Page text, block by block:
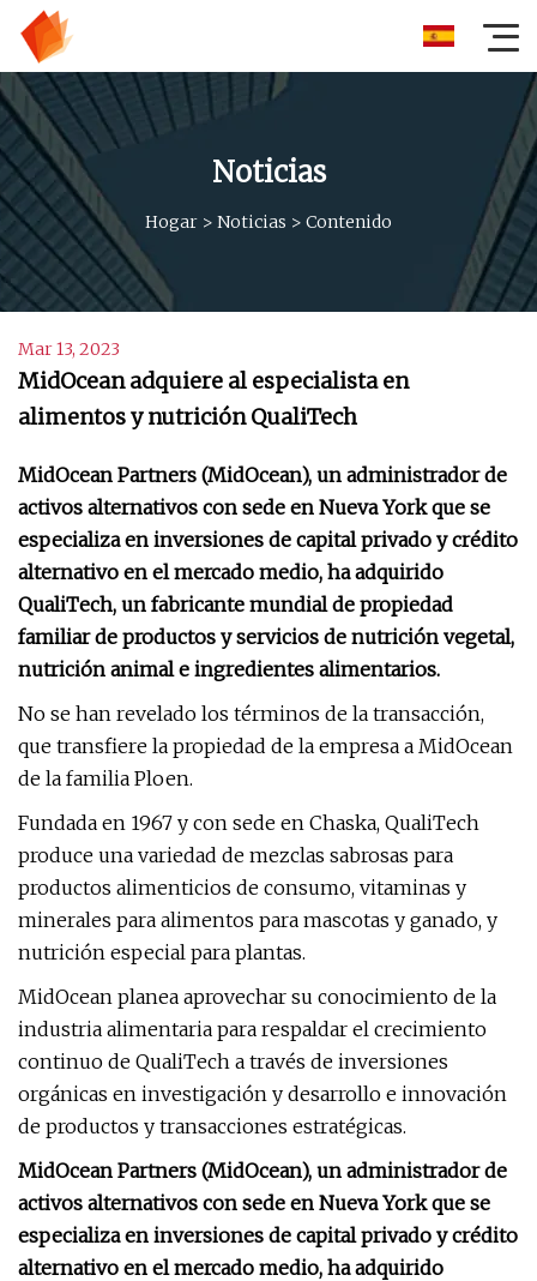
Noticias
Hogar > Noticias > Contenido
Mar 13, 2023
MidOcean adquiere al especialista en
alimentos y nutrición QualiTech
MidOcean Partners (MidOcean), un administrador de
activos alternativos con sede en Nueva York que se
especializa en inversiones de capital privado y crédito
alternativo en el mercado medio, ha adquirido
QualiTech, un fabricante mundial de propiedad
familiar de productos y servicios de nutrición vegetal,
nutrición animal e ingredientes alimentarios.
No se han revelado los términos de la transacción,
que transfiere la propiedad de la empresa a MidOcean
de la familia Ploen.
Fundada en 1967 y con sede en Chaska, QualiTech
produce una variedad de mezclas sabrosas para
productos alimenticios de consumo, vitaminas y
minerales para alimentos para mascotas y ganado, y
nutrición especial para plantas.
MidOcean planea aprovechar su conocimiento de la
industria alimentaria para respaldar el crecimiento
continuo de QualiTech a través de inversiones
orgánicas en investigación y desarrollo e innovación
de productos y transacciones estratégicas.
MidOcean Partners (MidOcean), un administrador de
activos alternativos con sede en Nueva York que se
especializa en inversiones de capital privado y crédito
alternativo en el mercado medio, ha adquirido